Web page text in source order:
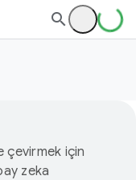
çevirmek için
zeka